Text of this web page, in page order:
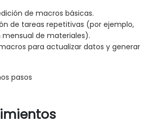
de macros básicas.
de tareas repetitivas (por ejemplo,
de materiales).
para actualizar datos y generar
pasos